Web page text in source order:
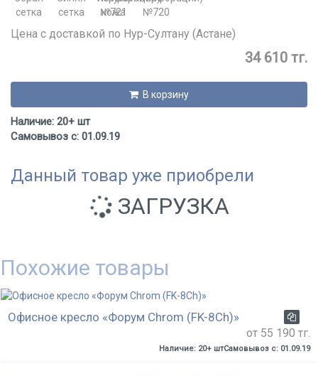
Цена с доставкой по Нур-Султану (Астане)
34 610 тг.
В корзину
Наличие: 20+ шт
Самовывоз с: 01.09.19
Данный товар уже приобрели
ЗАГРУЗКА
Похожие товары
Офисное кресло «Форум Chrom (FK-8Ch)»
от 55 190 тг.
Наличие: 20+ штСамовывоз с: 01.09.19